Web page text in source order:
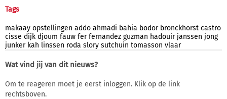
Tags
makaay opstellingen addo ahmadi bahia bodor bronckhorst castro
cisse dijk djoum fauw fer fernandez guzman hadouir janssen jong
junker kah linssen roda slory sutchuin tomasson vlaar
Wat vind jij van dit nieuws?
Om te reageren moet je eerst inloggen. Klik op de link
rechtsboven.